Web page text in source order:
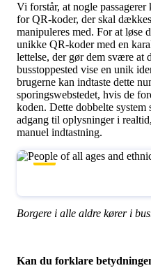
Vi forstår, at nogle
for QR-koder, der skal
manipuleres med. For at løse
unikke QR-koder med en
lettelse, der gør dem svære
busstoppested vise en unik
brugerne kan indtaste dette
sporingswebstedet, hvis de
koden. Dette dobbelte system
adgang til oplysninger i
manuel indtastning.
Borgere i alle aldre kører i
Kan du forklare